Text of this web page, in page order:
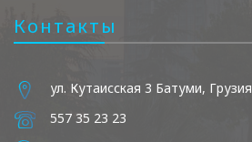
Контакты
ул. Кутаисская 3 Батуми, Грузия
557 35 23 23